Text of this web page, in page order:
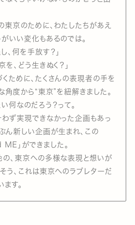
東京のために、わたしたちがあえ
いい変化もあるのでは。
、何を手放す？」
を、どう生きぬく？」
ために、たくさんの表現者の手を
角度から“東京”を紐解きました。
何なのだろう？って。
ず実現できなかった企画もあっ
ん新しい企画が生まれ、この
」ができました。
の、東京への多様な表現と想いが
う、これは東京へのラブレターだ
ます。